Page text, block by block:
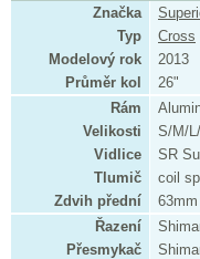
Značka
Typ
Cross
Modelový rok
2013
Průměr kol
26"
Rám
Velikosti
S/M/
Vidlice
SR
Tlumič
coil
Zdvih přední
63mm
Řazení
Přesmykač